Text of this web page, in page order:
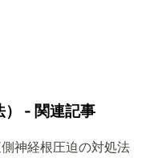
） - 関連記事
神経根圧迫の対処法